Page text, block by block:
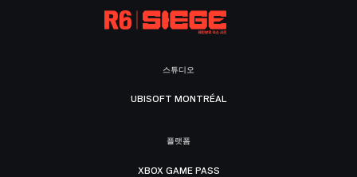
스튜디오
UBISOFT MONTRÉAL
플랫폼
XBOX GAME PASS